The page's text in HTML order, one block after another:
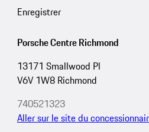
Enregistrer
Porsche Centre Richmond
13171 Smallwood Pl
V6V 1W8 Richmond
740521323
Aller sur le site du